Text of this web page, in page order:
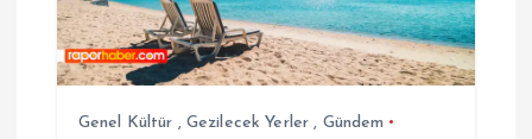
Genel Kültür , Gezilecek Yerler , Gündem